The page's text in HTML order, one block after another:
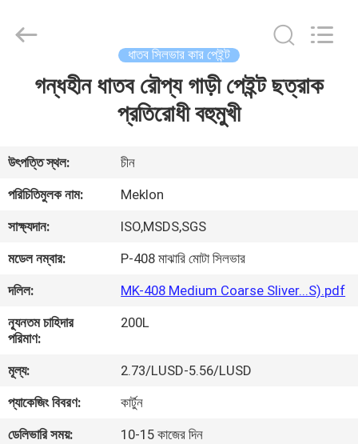
ভিডিও
আমাদের
সম্পর্কে
কারখানা
ভ্রমণ
মান
নিয়ন্ত্রণ
Technology
Reserved.
ধাতব সিলভার কার পেইন্ট
গন্ধহীন ধাতব রৌপ্য গাড়ী পেইন্ট ছত্রাক
প্রতিরোধী বহুমুখী
উৎপত্তি স্থল:
চীন
পরিচিতিমুলক নাম:
Meklon
সাক্ষ্যদান:
ISO,MSDS,SGS
মডেল নম্বার:
P-408 মাঝারি মোটা সিলভার
দলিল:
MK-408 Medium Coarse Sliver...S).pdf
ন্যূনতম চাহিদার
পরিমাণ:
200L
মূল্য:
2.73/LUSD-5.56/LUSD
প্যাকেজিং বিবরণ:
কার্টুন
ডেলিভারি সময়:
10-15 কাজের দিন